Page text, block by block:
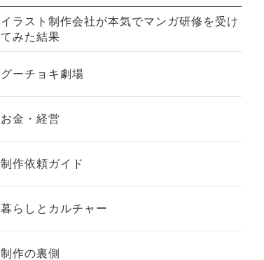
イラスト制作会社が本気でマンガ研修を受け
てみた結果
グーチョキ劇場
お金・経営
制作依頼ガイド
暮らしとカルチャー
制作の裏側